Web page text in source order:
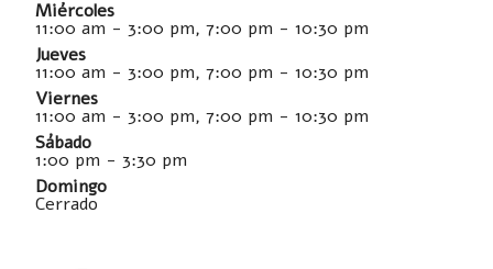
Miércoles
11:00 am - 3:00 pm, 7:00 pm - 10:30 pm
Jueves
11:00 am - 3:00 pm, 7:00 pm - 10:30 pm
Viernes
11:00 am - 3:00 pm, 7:00 pm - 10:30 pm
Sábado
1:00 pm - 3:30 pm
Domingo
Cerrado